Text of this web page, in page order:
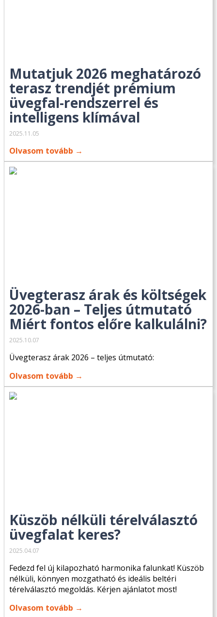
Mutatjuk 2026 meghatározó
terasz trendjét prémium
üvegfal-rendszerrel és
intelligens klímával
2025.11.05
Olvasom tovább →
Üvegterasz árak és költségek
2026-ban – Teljes útmutató
Miért fontos előre kalkulálni?
2025.10.07
Üvegterasz árak 2026 – teljes útmutató:
Olvasom tovább →
Küszöb nélküli térelválasztó
üvegfalat keres?
2025.04.07
Fedezd fel új kilapozható harmonika falunkat! Küszöb
nélküli, könnyen mozgatható és ideális beltéri
térelválasztó megoldás. Kérjen ajánlatot most!
Olvasom tovább →